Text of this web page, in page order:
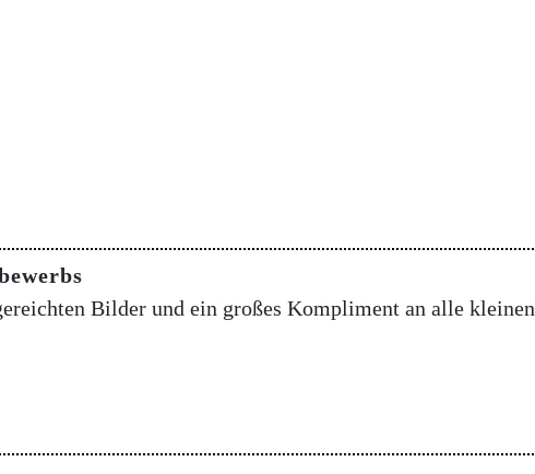
Bilder und ein großes Kompliment an alle kleinen